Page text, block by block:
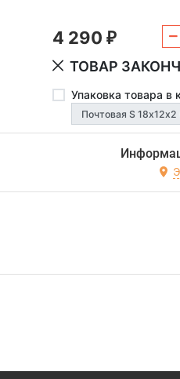
4 290 ₽
ТОВАР
Упаковка товара в